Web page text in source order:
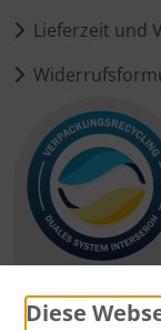
Lieferzeit und
Diese